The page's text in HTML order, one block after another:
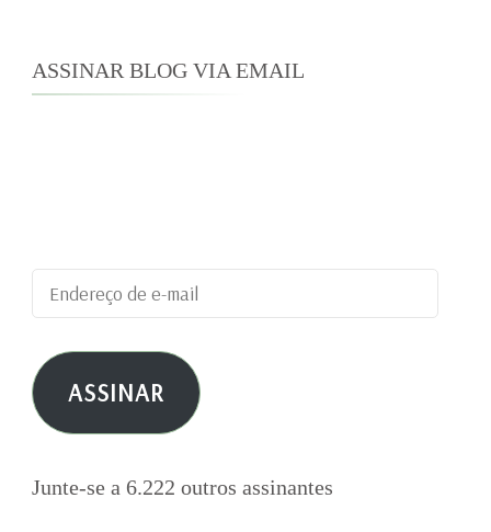
ASSINAR BLOG VIA EMAIL
Endereço
de
e-
mail ASSINAR
Junte-se a 6.222 outros assinantes